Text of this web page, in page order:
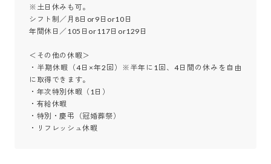
※土日休みも可。
シフト制／月8日or9日or10日
年間休日／105日or117日or129日
＜その他の休暇＞
・半期休暇（4日×年2回）※半年に1回、4日間の休みを自由
に取得できます。
・年次特別休暇（1日）
・有給休暇
・特別・慶弔（冠婚葬祭）
・リフレッシュ休暇